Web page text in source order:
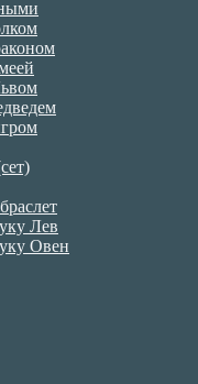
Лев
Овен